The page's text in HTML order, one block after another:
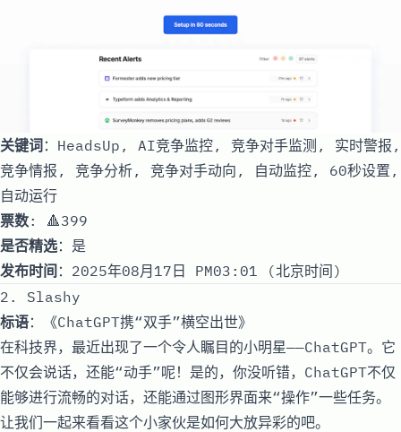
关键词：HeadsUp, AI竞争监控, 竞争对手监测, 实时警报,
竞争情报, 竞争分析, 竞争对手动向, 自动监控, 60秒设置,
自动运行
票数: 🔺399
是否精选：是
发布时间 ：2025年08月17日 PM03:01 (北京时间)
2. Slashy
标语：《ChatGPT携“双手”横空出世》
在科技界，最近出现了一个令人瞩目的小明星——ChatGPT。它
不仅会说话，还能“动手”呢！是的，你没听错，ChatGPT不仅
能够进行流畅的对话，还能通过图形界面来“操作”一些任务。
让我们一起来看看这个小家伙是如何大放异彩的吧。